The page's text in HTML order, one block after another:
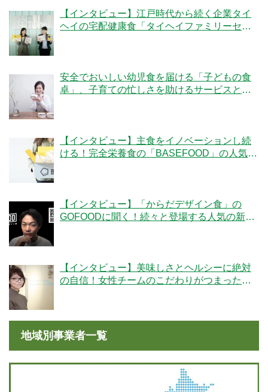
【インタビュー】江戸時代から続く企業タイ
ヘイの宅配健康食「タイヘイファミリーセッ
安全でおいしい幼児食を届ける「子どもの食
卓」、子育ての忙しさを助けるサービスと
【インタビュー】主食をイノベーションし続
ける！完全栄養食の「BASEFOOD」の人気の
【インタビュー】「からだデザイン食」の
GOFOODに聞く！続々と登場する人気の新メ
【インタビュー】美味しさとヘルシーに絶対
の自信！女性チームのこだわりがつまった
地域別事業者一覧